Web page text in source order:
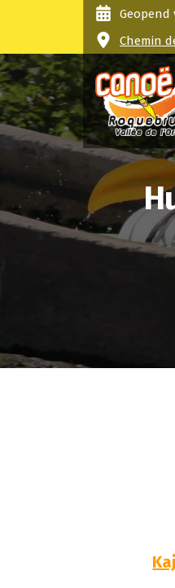
Cookies beheer paneel
Chemin
Orb vallei - Haut